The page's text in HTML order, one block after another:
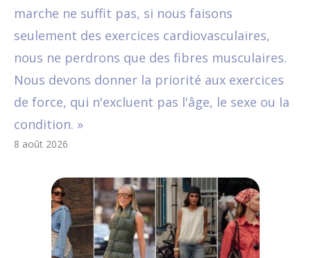
marche ne suffit pas, si nous faisons
seulement des exercices cardiovasculaires,
nous ne perdrons que des fibres musculaires.
Nous devons donner la priorité aux exercices
de force, qui n'excluent pas l'âge, le sexe ou la
condition. »
8 août 2026